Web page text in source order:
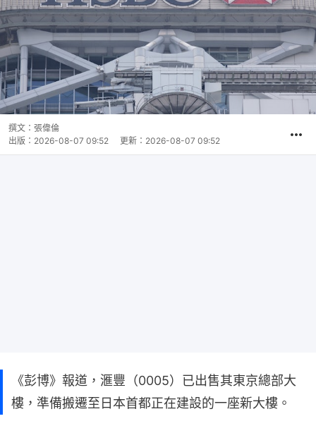
撰文： 張偉倫
出版： 2026-08-07 09:52 更新： 2026-08-07 09:52
《彭博》報道，滙豐（0005）已出售其東京總部大
樓，準備搬遷至日本首都正在建設的一座新大樓。